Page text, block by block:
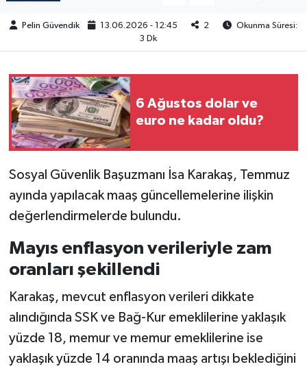
Pelin Güvendik 13.06.2026 - 12:45 2
Okunma Süresi:
3 Dk
6 Ağustos dolar ve
euro ne kadar oldu?
Sosyal Güvenlik Başuzmanı İsa Karakaş, Temmuz
ayında yapılacak maaş güncellemelerine ilişkin
değerlendirmelerde bulundu.
Mayıs enflasyon verileriyle zam
oranları şekillendi
Karakaş, mevcut enflasyon verileri dikkate
alındığında SSK ve Bağ-Kur emeklilerine yaklaşık
yüzde 18, memur ve memur emeklilerine ise
yaklaşık yüzde 14 oranında maaş artışı beklediğini